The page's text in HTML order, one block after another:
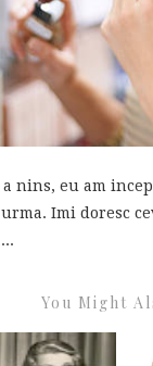
nins, eu am
Imi doresc
You Might